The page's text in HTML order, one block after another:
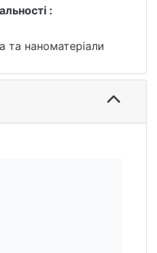
залежність від
та часу
:
та наноматеріали